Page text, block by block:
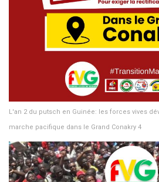
L'an 2 du putsch en Guinée: les forces vives
marche pacifique dans le Grand Conakry 4